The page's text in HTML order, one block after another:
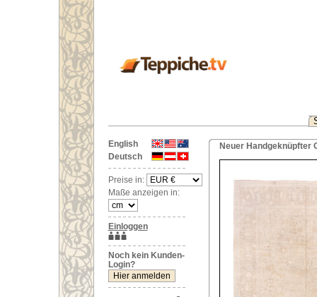
English
Deutsch
Preise in:
Maße anzeigen in:
Einloggen
Noch kein Kunden-
Login?
Neuer Handgeknüpfter